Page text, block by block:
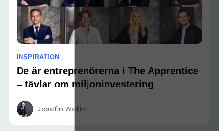
INSPIRATION
De är entreprenörerna i The Apprentice
– tävlar om miljoninvestering
Josefin Wallin